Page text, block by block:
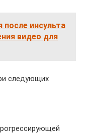
после инсульта
видео для
следующих